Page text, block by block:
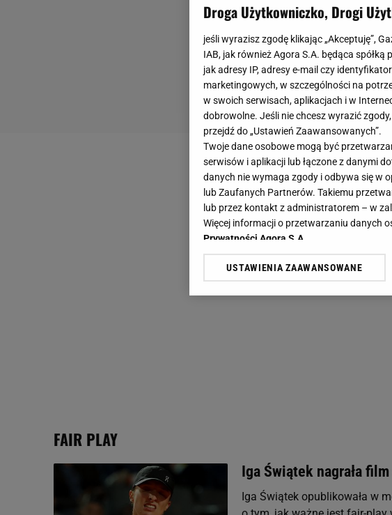
FAIR PLAY
Iga Świątek nagrała
Iga Świątek opublikowała w
Droga Użytkowniczko, Drogi
jeśli wyrazisz zgodę klikając „Akceptuję”,
IAB, jak również Agora S.A. będąca
jak adresy IP, adresy e-mail czy
marketingowych, w szczególności na
w swoich serwisach, aplikacjach i w
dobrowolne. Jeśli nie chcesz wyrazić
przejdź do „Ustawień Zaawansowanych”.
Twoje dane osobowe mogą być
serwisów i aplikacji lub łączone z danymi
danych nie wymaga zgody i odbywa się w
lub Zaufanych Partnerów. Takiemu
lub przez kontakt z administratorem – w
Więcej informacji o przetwarzaniu danych
Prywatności Agora S.A.
Klikając „Akceptuję” wyrażasz też zgodę
Zaufanych Partnerów i Agora S.A. na
USTAWIENIA ZAAWANSOWANE